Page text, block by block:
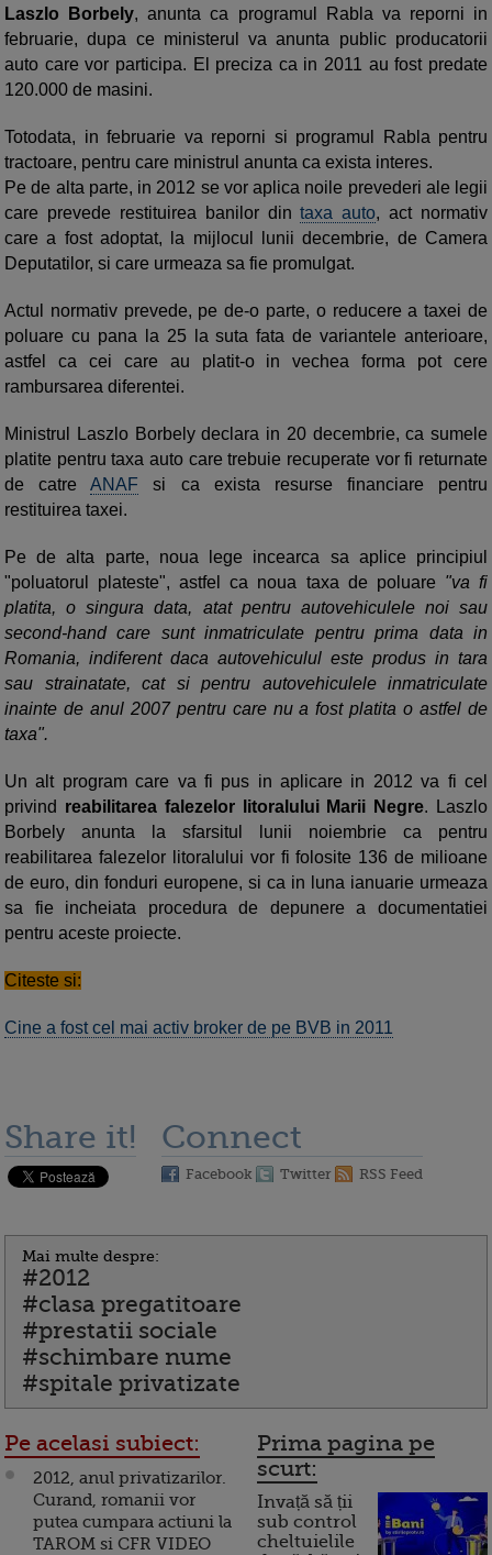
Laszlo Borbely, anunta ca programul Rabla va reporni in
februarie, dupa ce ministerul va anunta public producatorii
auto care vor participa. El preciza ca in 2011 au fost predate
120.000 de masini.
Totodata, in februarie va reporni si programul Rabla pentru
tractoare, pentru care ministrul anunta ca exista interes.
Pe de alta parte, in 2012 se vor aplica noile prevederi ale legii
care prevede restituirea banilor dintaxa auto, act normativ
care a fost adoptat, la mijlocul lunii decembrie, de Camera
Deputatilor, si care urmeaza sa fie promulgat.
Actul normativ prevede, pe de-o parte, o reducere a taxei de
poluare cu pana la 25 la suta fata de variantele anterioare,
astfel ca cei care au platit-o in vechea forma pot cere
rambursarea diferentei.
Ministrul Laszlo Borbely declara in 20 decembrie, ca sumele
platite pentru taxa auto care trebuie recuperate vor fi returnate
de catreANAF si ca exista resurse financiare pentru
restituirea taxei.
Pe de alta parte, noua lege incearca sa aplice principiul
"poluatorul plateste", astfel ca noua taxa de poluare "va fi
platita, o singura data, atat pentru autovehiculele noi sau
second-hand care sunt inmatriculate pentru prima data in
Romania, indiferent daca autovehiculul este produs in tara
sau strainatate, cat si pentru autovehiculele inmatriculate
inainte de anul 2007 pentru care nu a fost platita o astfel de
taxa".
Un alt program care va fi pus in aplicare in 2012 va fi cel
privind reabilitarea falezelor litoralului Marii Negre. Laszlo
Borbely anunta la sfarsitul lunii noiembrie ca pentru
reabilitarea falezelor litoralului vor fi folosite 136 de milioane
de euro, din fonduri europene, si ca in luna ianuarie urmeaza
sa fie incheiata procedura de depunere a documentatiei
pentru aceste proiecte.
Citeste si:
Cine a fost cel mai activ broker de pe BVB in 2011
Share it! Connect
Facebook Twitter RSS Feed
Mai multe despre:
#2012
#clasa pregatitoare
#prestatii sociale
#schimbare nume
#spitale privatizate
Pe acelasi subiect:
2012, anul privatizarilor.
Curand, romanii vor
putea cumpara actiuni la
TAROM si CFR VIDEO
Prima pagina pe
scurt:
Invață să ții
sub control
cheltuielile